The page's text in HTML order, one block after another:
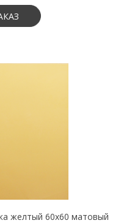
желтый 60х60 матовый